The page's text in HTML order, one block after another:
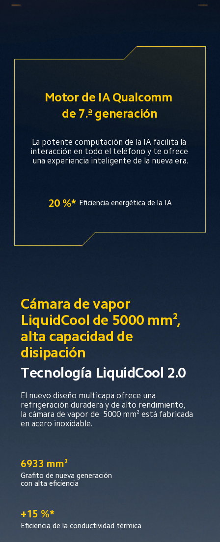
Motor de IA Qualcomm
de 7.ª generación
La potente computación de la IA facilita la
interacción en todo el teléfono y te ofrece
una experiencia inteligente de la nueva era.
20 %* Eficiencia energética de la IA
Cámara de vapor
LiquidCool de 5000 mm²,
alta capacidad de
disipación
Tecnología LiquidCool 2.0
El nuevo diseño multicapa ofrece una
refrigeración duradera y de alto rendimiento,
la cámara de vapor de  5000 mm² está fabricada
en acero inoxidable.
6933 mm²
Grafito de nueva generación
con alta eficiencia
+15 %*
Eficiencia de la conductividad térmica